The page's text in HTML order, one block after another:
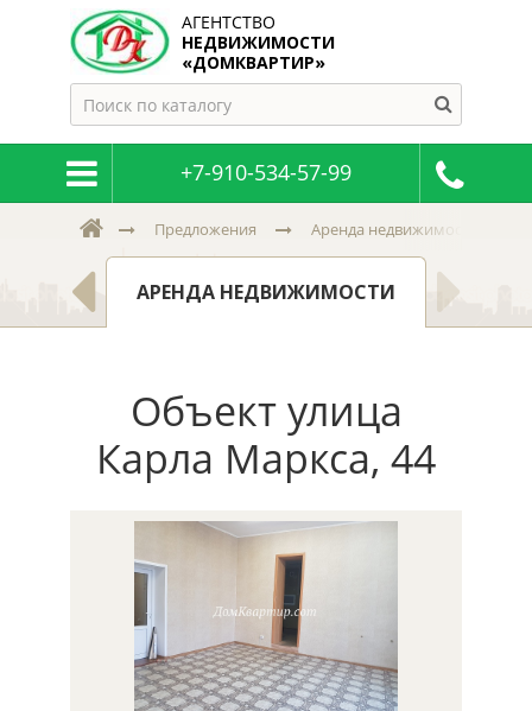
АГЕНТСТВО
НЕДВИЖИМОСТИ
«ДОМКВАРТИР»
+7-910-534-57-99
Предложения Аренда недвижимости в
АРЕНДА НЕДВИЖИМОСТИ
Объект улица
Карла Маркса, 44